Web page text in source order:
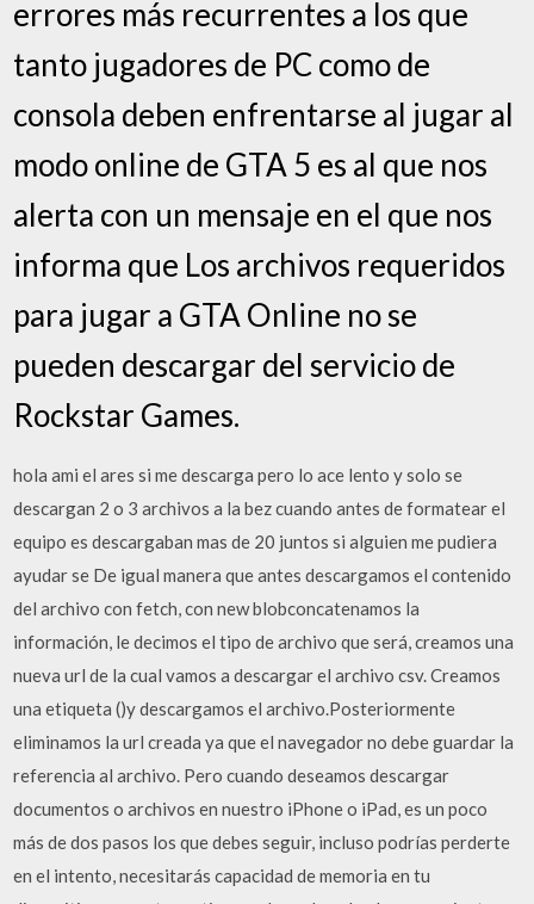
errores más recurrentes a los que
tanto jugadores de PC como de
consola deben enfrentarse al jugar al
modo online de GTA 5 es al que nos
alerta con un mensaje en el que nos
informa que Los archivos requeridos
para jugar a GTA Online no se
pueden descargar del servicio de
Rockstar Games.
hola ami el ares si me descarga pero lo ace lento y solo se
descargan 2 o 3 archivos a la bez cuando antes de formatear el
equipo es descargaban mas de 20 juntos si alguien me pudiera
ayudar se De igual manera que antes descargamos el contenido
del archivo con fetch, con new blobconcatenamos la
información, le decimos el tipo de archivo que será, creamos una
nueva url de la cual vamos a descargar el archivo csv. Creamos
una etiqueta ()y descargamos el archivo.Posteriormente
eliminamos la url creada ya que el navegador no debe guardar la
referencia al archivo. Pero cuando deseamos descargar
documentos o archivos en nuestro iPhone o iPad, es un poco
más de dos pasos los que debes seguir, incluso podrías perderte
en el intento, necesitarás capacidad de memoria en tu